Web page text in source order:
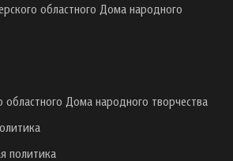
областного Дома народного
областного Дома народного творчества
политика